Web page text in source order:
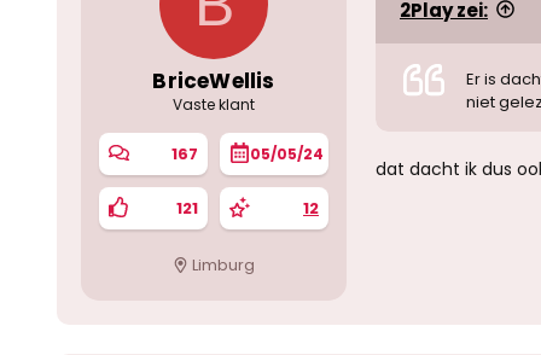
BriceWellis
Vaste klant
167 05/05/24
121 12
Limburg
2Play zei:
Er is
niet
dat dacht ik dus